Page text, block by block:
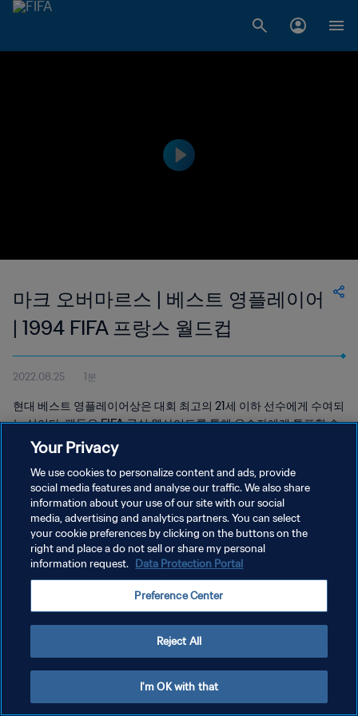
마크 오버마르스 | 베스트 영플레이어
| 1994 FIFA 프랑스 월드컵
2022.08.25 1분
현대 베스트 영플레이어상은 대회 최고의 21세 이하 선수에게 수여되
는 상이다. 팬들은 FIFA 공식 웹사이트를 통해 우승자에게 투표할 수
있다.
개인정보 보호정책
서비스 약관
Your Privacy
We use cookies to personalize content and ads, provide
social media features and analyse our traffic. We also share
information about your use of our site with our social
media, advertising and analytics partners. You can select
your cookie preferences by clicking on the buttons on the
right and place a do not sell or share my personal
information request. Data Protection Portal
Preference Center
Reject All
I'm OK with that